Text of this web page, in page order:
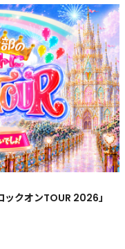
クオンTOUR 2026」